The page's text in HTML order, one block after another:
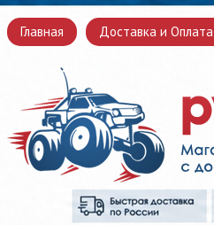
Главная Доставка и Оплата